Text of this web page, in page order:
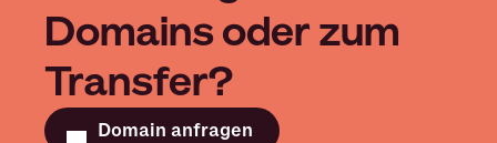
Domains oder zum
Transfer?
Domain anfragen